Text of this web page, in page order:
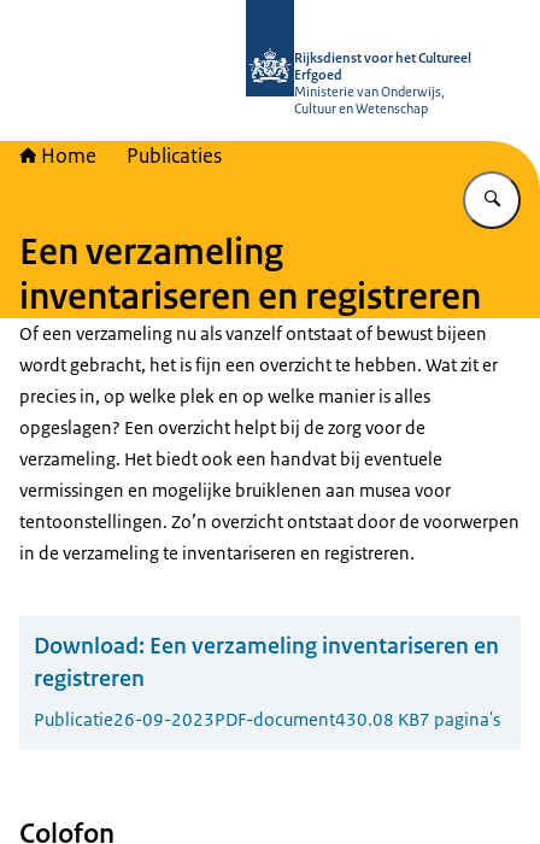
Rijksdienst voor het Cultureel
Erfgoed
Ministerie van Onderwijs,
Cultuur en Wetenschap
Home Publicaties
Een verzameling
inventariseren en registreren
Of een verzameling nu als vanzelf ontstaat of bewust bijeen
wordt gebracht, het is fijn een overzicht te hebben. Wat zit er
precies in, op welke plek en op welke manier is alles
opgeslagen? Een overzicht helpt bij de zorg voor de
verzameling. Het biedt ook een handvat bij eventuele
vermissingen en mogelijke bruiklenen aan musea voor
tentoonstellingen. Zo’n overzicht ontstaat door de voorwerpen
in de verzameling te inventariseren en registreren.
Download: Een verzameling inventariseren en
registreren
Publicatie26-09-2023PDF-document430.08 KB7 pagina's
Colofon